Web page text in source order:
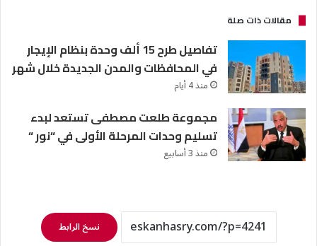
مقالات ذات صلة
تفاصيل طرح 15 ألف وحدة بنظام الإيجار
في المحافظات والمدن الجديدة خلال شهر
منذ 4 أيام
مجموعة طلعت مصطفى تستعد لبدء
تسليم وحدات المرحلة الأولى في “نور “
منذ 3 أسابيع
نسخ الرابط